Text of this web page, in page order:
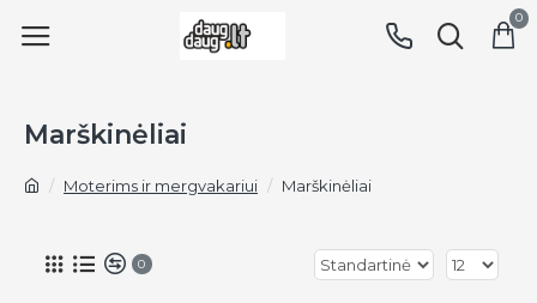
0
Moterims ir mergvakariui Marškinėliai
Marškinėliai
0